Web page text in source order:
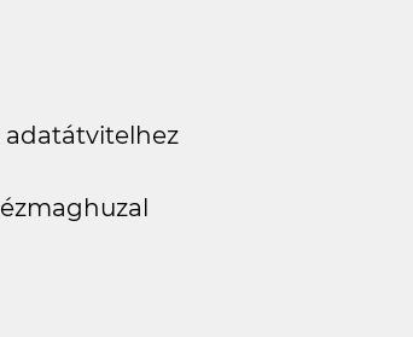
adatátvitelhez